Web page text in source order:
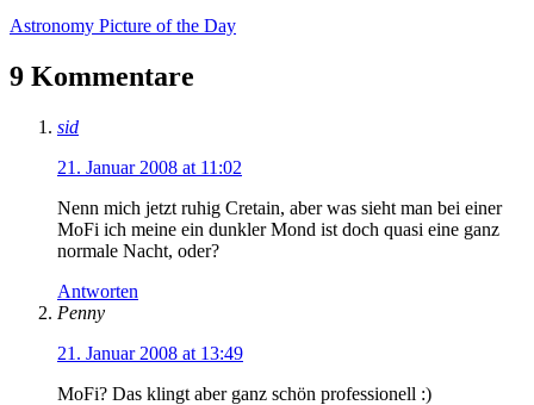
Astronomy Picture of the Day
9 Kommentare
sid
21. Januar 2008 at 11:02
Nenn mich jetzt ruhig Cretain, aber was sieht man bei einer
MoFi ich meine ein dunkler Mond ist doch quasi eine ganz
normale Nacht, oder?
Antworten
Penny
21. Januar 2008 at 13:49
MoFi? Das klingt aber ganz schön professionell :)